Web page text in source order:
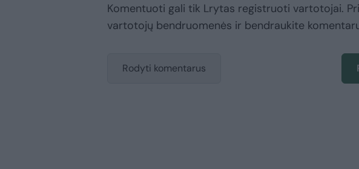
Komentuoti gali tik Lrytas registruoti vartotojai.
vartotojų bendruomenės ir bendraukite
Rodyti komentarus